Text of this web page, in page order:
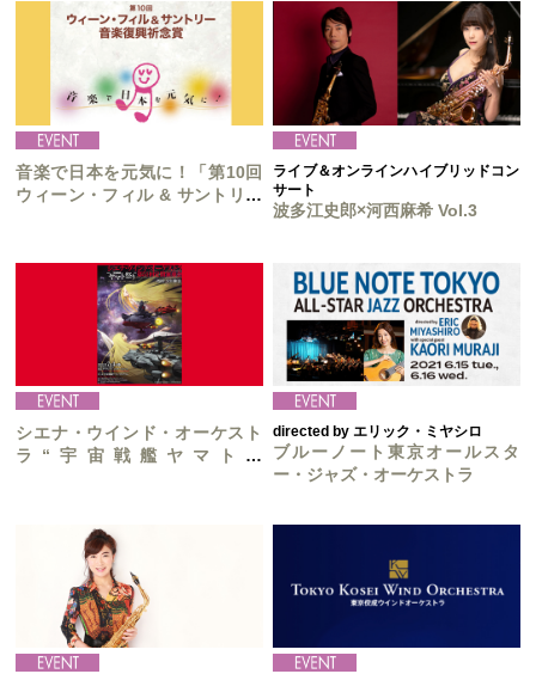
音楽で日本を元気に！「第10回
ウィーン・フィル & サントリー
ライブ＆オンラインハイブリッドコン
サート
波多江史郎×河西麻希 Vol.3
シエナ・ウインド・オーケスト
ラ“宇宙戦艦ヤマト祭
directed by エリック・ミヤシロ
ブルーノート東京オールスタ
ー・ジャズ・オーケストラ